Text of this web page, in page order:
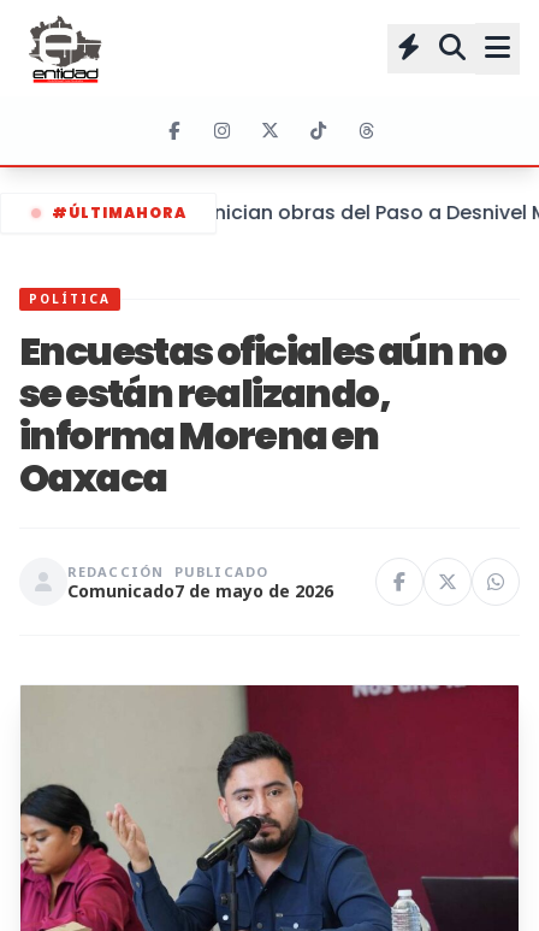
#ÚLTIMAHORA Inician obras del Paso a
POLÍTICA
Encuestas oficiales aún no
se están realizando,
informa Morena en
Oaxaca
REDACCIÓN
Comunicado
PUBLICADO
7 de mayo de 2026